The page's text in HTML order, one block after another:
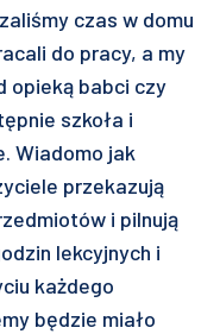
czas w domu
do pracy, a my
opieką babci czy
szkoła i
Wiadomo jak
przekazują
i pilnują
lekcyjnych i
każdego
będzie miało